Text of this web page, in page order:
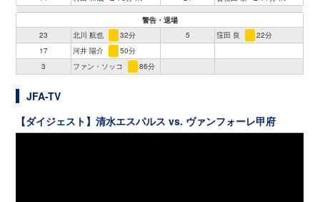
警告・退場
23
北川 航也 32分 5 窪田 良
22分
17
河井 陽介
50分
3
ファン・ソッコ 86分
JFA-TV
【ダイジェスト】清水エスパルス vs. ヴァンフォーレ甲府